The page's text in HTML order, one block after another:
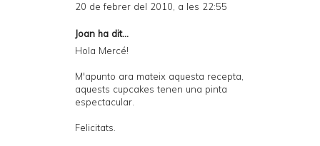
20 de febrer del 2010, a les 22:55
Joan ha dit...
Hola Mercé!
M'apunto ara mateix aquesta recepta,
aquests cupcakes tenen una pinta
espectacular.
Felicitats.